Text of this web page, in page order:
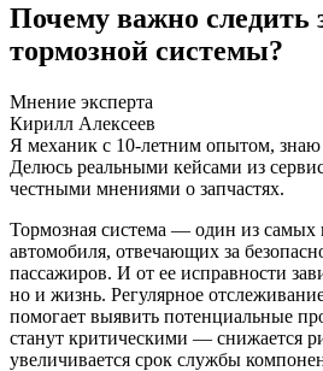
Почему важно следить
тормозной системы?
Мнение эксперта
Кирилл Алексеев
Я механик с 10-летним опытом,
Делюсь реальными кейсами из
честными мнениями о запчастях.
Тормозная система — один из самых
автомобиля, отвечающих за
пассажиров. И от ее исправности
но и жизнь. Регулярное
помогает выявить потенциальные
станут критическими — снижается
увеличивается срок службы